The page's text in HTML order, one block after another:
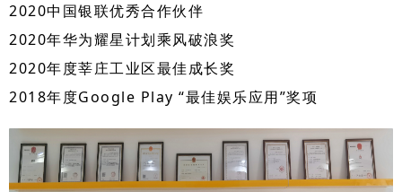
2020中国银联优秀合作伙伴
2020年华为耀星计划乘风破浪奖
2020年度莘庄工业区最佳成长奖
2018年度Google Play “最佳娱乐应用”奖项